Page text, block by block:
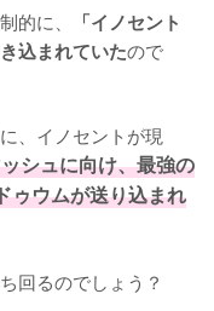
的に、
「イノセント
込まれていたので
、イノセントが現
シュに向け、最強の
ゥウムが送り込まれ